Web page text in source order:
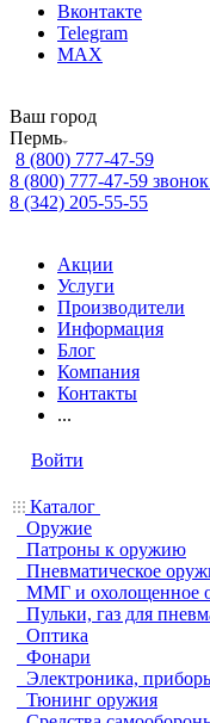
Вконтакте
Telegram
MAX
Ваш город
Пермь
8 (800) 777-47-59
8 (800) 777-47-59
8 (342) 205-55-55
Акции
Услуги
Производители
Информация
Блог
Компания
Контакты
...
Войти
Каталог
Оружие
Патроны к оружию
Пневматическое
ММГ и охолощенное
Пульки, газ для
Оптика
Фонари
Электроника,
Тюнинг оружия